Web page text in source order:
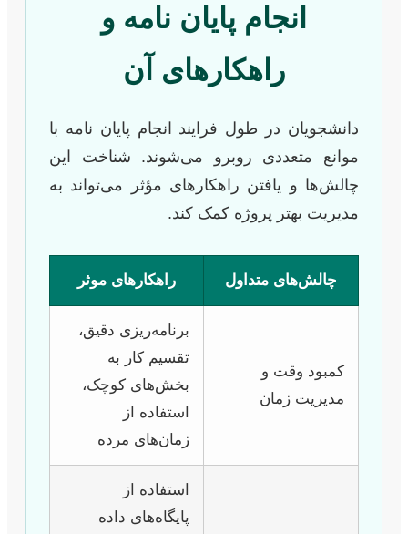
انجام پایان نامه و
راهکارهای آن
دانشجویان در طول فرایند انجام پایان نامه با
موانع متعددی روبرو می‌شوند. شناخت این
چالش‌ها و یافتن راهکارهای مؤثر می‌تواند به
مدیریت بهتر پروژه کمک کند.
چالش‌های متداول راهکارهای موثر
کمبود وقت و
مدیریت زمان
برنامه‌ریزی دقیق،
تقسیم کار به
بخش‌های کوچک،
استفاده از
زمان‌های مرده
استفاده از
پایگاه‌های داده